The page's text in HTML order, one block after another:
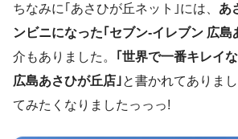
ちなみに｢あさひが丘ネット｣には、 あ
ンビニになった｢セブン-イレブン 広島
介もありました。
｢世界で一番キレイ
広島あさひが丘店｣と書かれてありま
てみたくなりましたっっっ!